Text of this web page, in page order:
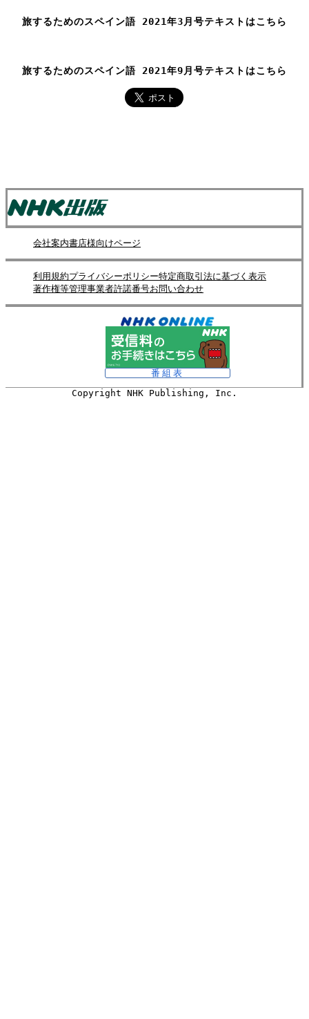
旅するためのスペイン語 2021年3月号テキストはこちら
旅するためのスペイン語 2021年9月号テキストはこちら
会社案内書店様向けページ
利用規約プライバシーポリシー特定商取引法に基づく表示
著作権等管理事業者許諾番号お問い合わせ
番組表
Copyright NHK Publishing, Inc.